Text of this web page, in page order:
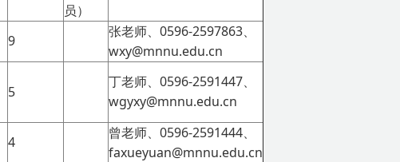
员）
9
张老师、0596-2597863、
wxy@mnnu.edu.cn
5
丁老师、0596-2591447、
wgyxy@mnnu.edu.cn
4
曾老师、0596-2591444、
faxueyuan@mnnu.edu.cn